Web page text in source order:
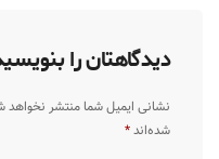
دیدگاهتان را بنویسید
نشانی ایمیل شما منتشر نخواهد شد.
شده‌اند*